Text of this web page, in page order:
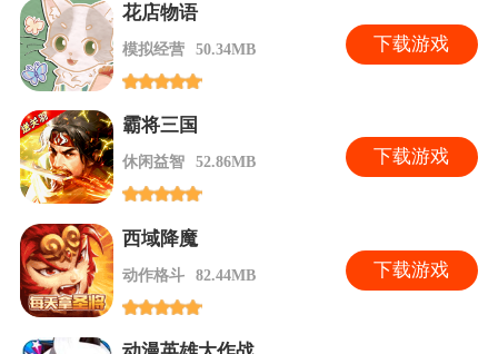
花店物语
模拟经营 50.34MB 下载游戏
霸将三国
休闲益智 52.86MB 下载游戏
西域降魔
动作格斗 82.44MB 下载游戏